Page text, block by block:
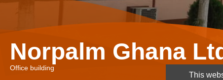
Norpalm Ghana
Office building
This